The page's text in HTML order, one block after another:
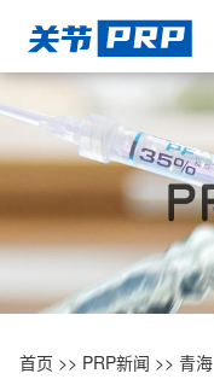
首页 >> PRP新闻 >> 青海